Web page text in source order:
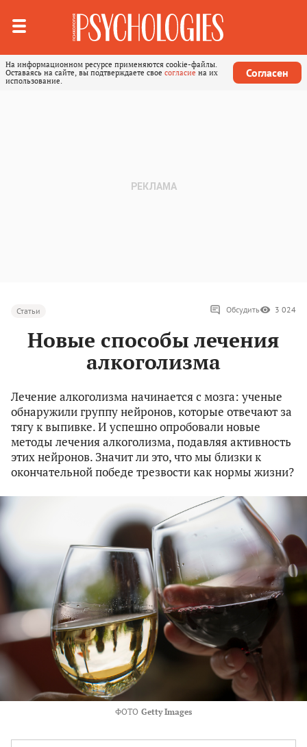
На информационном ресурсе применяются cookie-файлы.
Оставаясь на сайте, вы подтверждаете свое согласие на их
использование.
Согласен
Статьи Обсудить 3 024
Новые способы лечения
алкоголизма
Лечение алкоголизма начинается с мозга: ученые
обнаружили группу нейронов, которые отвечают за
тягу к выпивке. И успешно опробовали новые
методы лечения алкоголизма, подавляя активность
этих нейронов. Значит ли это, что мы близки к
окончательной победе трезвости как нормы жизни?
ФОТО Getty Images